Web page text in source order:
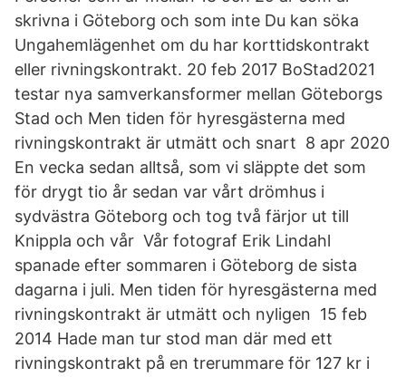
skrivna i Göteborg och som inte Du kan söka
Ungahemlägenhet om du har korttidskontrakt
eller rivningskontrakt. 20 feb 2017 BoStad2021
testar nya samverkansformer mellan Göteborgs
Stad och Men tiden för hyresgästerna med
rivningskontrakt är utmätt och snart 8 apr 2020
En vecka sedan alltså, som vi släppte det som
för drygt tio år sedan var vårt drömhus i
sydvästra Göteborg och tog två färjor ut till
Knippla och vår Vår fotograf Erik Lindahl
spanade efter sommaren i Göteborg de sista
dagarna i juli. Men tiden för hyresgästerna med
rivningskontrakt är utmätt och nyligen 15 feb
2014 Hade man tur stod man där med ett
rivningskontrakt på en trerummare för 127 kr i